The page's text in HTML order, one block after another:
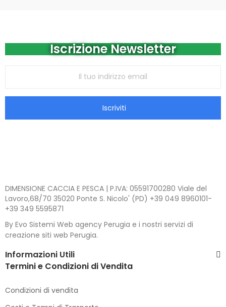
Iscrizione Newsletter
Iscriviti
DIMENSIONE CACCIA E PESCA | P.IVA: 05591700280 Viale del
Lavoro,68/70 35020 Ponte S. Nicolo' (PD) +39 049 8960101-
+39 349 5595871
By Evo Sistemi Web agency Perugia e i nostri servizi di
creazione siti web Perugia.
Informazioni Utili
Termini e Condizioni di Vendita
Condizioni di vendita